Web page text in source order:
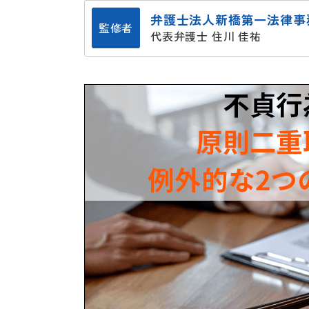
監修者 弁護士法人新橋第一法律
代表弁護士 住川 佳祐